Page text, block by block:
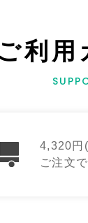
利用
4,320円
ご注文